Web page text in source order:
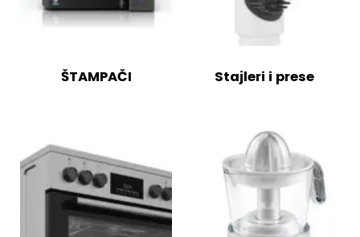
ŠTAMPAČI Stajleri i prese